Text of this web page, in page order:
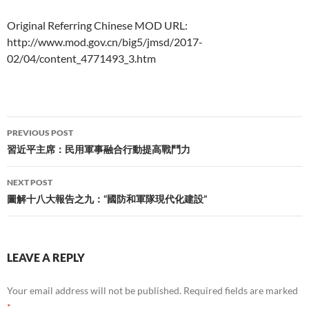
Original Referring Chinese MOD URL:
http://www.mod.gov.cn/big5/jmsd/2017-
02/04/content_4771493_3.htm
Post
navigation
PREVIOUS POST
習近平主席：民用軍事融合行動提高戰鬥力
NEXT POST
圖解十八大報告之九：“國防和軍隊現代化建設”
LEAVE A REPLY
Your email address will not be published. Required fields are marked
*